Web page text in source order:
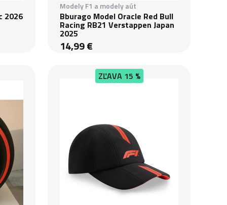
2026
Modely F1 a modely aút
Bburago Model Oracle Red Bull
Racing RB21 Verstappen Japan
2025
14,99 €
ZĽAVA15 %